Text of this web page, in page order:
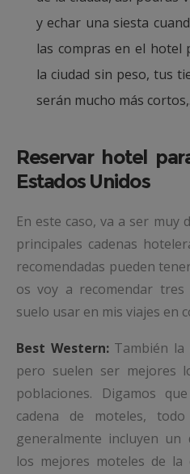
y echar una siesta
las compras en el
la ciudad sin peso, tus
serán mucho más
Reservar hotel
Estados Unidos
En este caso, va a ser muy
principales cadenas
recomendadas pueden
os voy a recomendar tres
suelo usar en mis viajes en
Best Western:También la
pero suelen ser mejores
poblaciones. Digamos
cadena de moteles,
generalmente incluyen un
los mejores moteles de la